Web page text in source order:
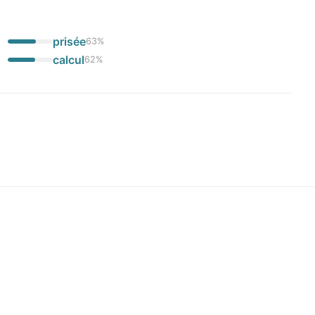
prisée63%
calcul62%